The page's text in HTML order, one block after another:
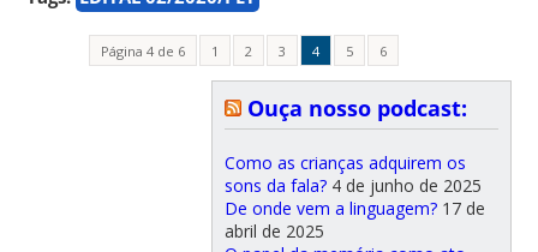
Página 4 de 6 1 2 3 4 5 6
Ouça nosso podcast:
Como as crianças adquirem os
sons da fala? 4 de junho de 2025
De onde vem a linguagem? 17 de
abril de 2025